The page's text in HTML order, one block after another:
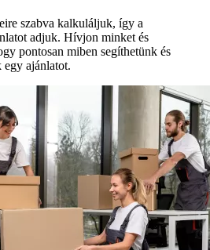
szabva kalkuláljuk, így a
adjuk. Hívjon minket és
pontosan miben segíthetünk és
egy ajánlatot.